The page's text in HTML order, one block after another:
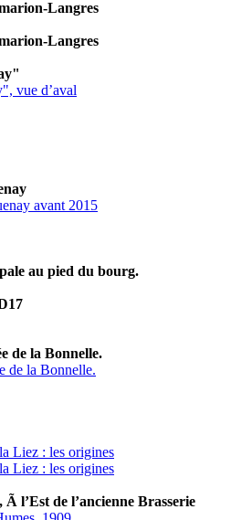
Langres
Langres
vue d’aval
avant 2015
au pied du bourg.
de la Bonnelle.
de la Bonnelle.
Liez : les origines
Liez : les origines
l’Est de l’ancienne Brasserie